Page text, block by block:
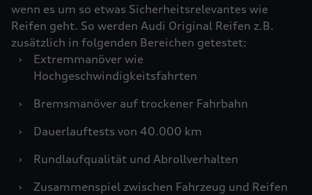
wenn es um so etwas Sicherheitsrelevantes wie
Reifen geht. So werden Audi Original Reifen z.B.
zusätzlich in folgenden Bereichen getestet:
›
Extremmanöver wie
Hochgeschwindigkeitsfahrten
›
Bremsmanöver auf trockener Fahrbahn
›
Dauerlauftests von 40.000 km
›
Rundlaufqualität und Abrollverhalten
›
Zusammenspiel zwischen Fahrzeug und Reifen